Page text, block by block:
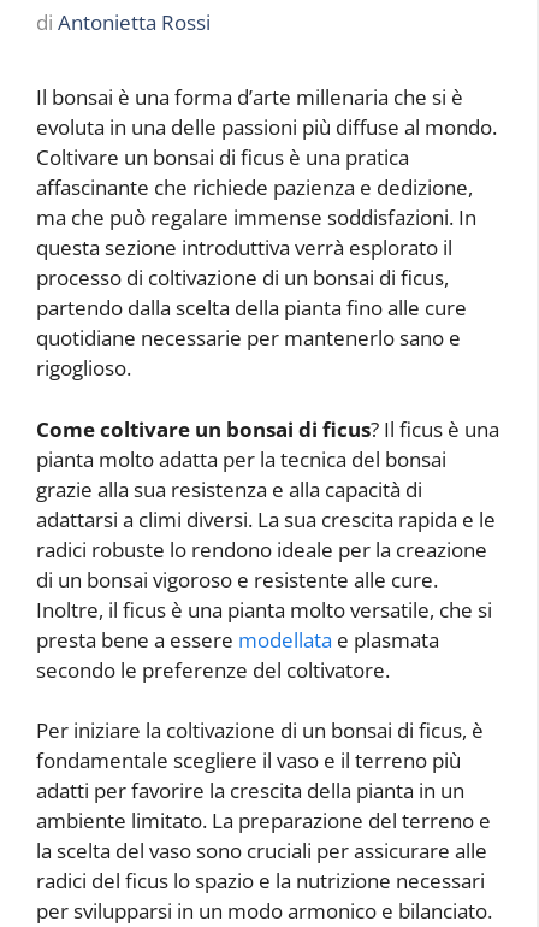
di Antonietta Rossi
Il bonsai è una forma d’arte millenaria che si è
evoluta in una delle passioni più diffuse al mondo.
Coltivare un bonsai di ficus è una pratica
affascinante che richiede pazienza e dedizione,
ma che può regalare immense soddisfazioni. In
questa sezione introduttiva verrà esplorato il
processo di coltivazione di un bonsai di ficus,
partendo dalla scelta della pianta fino alle cure
quotidiane necessarie per mantenerlo sano e
rigoglioso.
Come coltivare un bonsai di ficus? Il ficus è una
pianta molto adatta per la tecnica del bonsai
grazie alla sua resistenza e alla capacità di
adattarsi a climi diversi. La sua crescita rapida e le
radici robuste lo rendono ideale per la creazione
di un bonsai vigoroso e resistente alle cure.
Inoltre, il ficus è una pianta molto versatile, che si
presta bene a essere modellata e plasmata
secondo le preferenze del coltivatore.
Per iniziare la coltivazione di un bonsai di ficus, è
fondamentale scegliere il vaso e il terreno più
adatti per favorire la crescita della pianta in un
ambiente limitato. La preparazione del terreno e
la scelta del vaso sono cruciali per assicurare alle
radici del ficus lo spazio e la nutrizione necessari
per svilupparsi in un modo armonico e bilanciato.